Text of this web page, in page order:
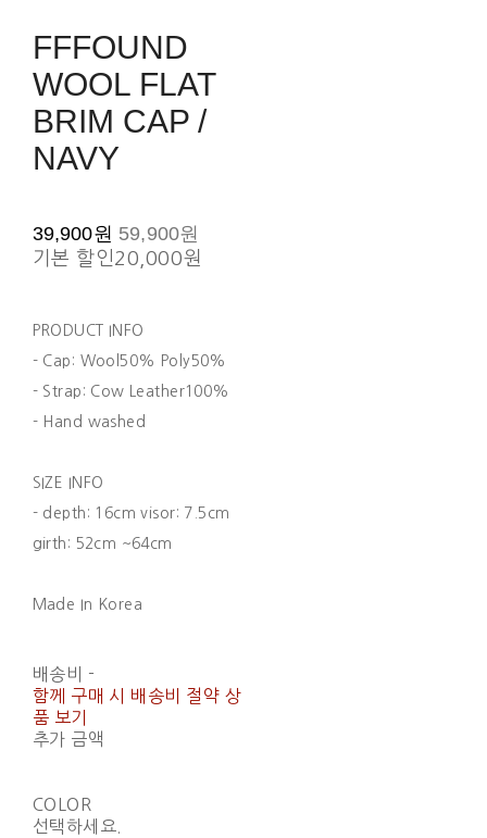
FFFOUND
WOOL FLAT
BRIM CAP /
NAVY
39,900원 59,900원
기본 할인20,000원
PRODUCT INFO
- Cap: Wool50% Poly50%
- Strap: Cow Leather100%
- Hand washed
SIZE INFO
- depth: 16cm visor: 7.5cm
girth: 52cm ~64cm
Made In Korea
배송비 -
함께 구매 시 배송비 절약 상
품 보기
추가 금액
COLOR
선택하세요.